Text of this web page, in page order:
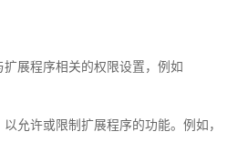
展程序相关的权限设置，例如
允许或限制扩展程序的功能。例如，